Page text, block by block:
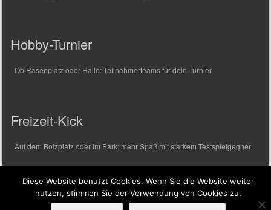
Hobby-Turnier
Ob Rasenplatz oder Halle: Teilnehmerteams für dein Turnier
Freizeit-Kick
Auf dem Bolzplatz oder im Park: mehr Spaß mit starkem Testspielgegner
Copyright © 2020 TESTSPIELGEGNER.COM
Diese Website benutzt Cookies. Wenn Sie die Website weiter
nutzen, stimmen Sie der Verwendung von Cookies zu.